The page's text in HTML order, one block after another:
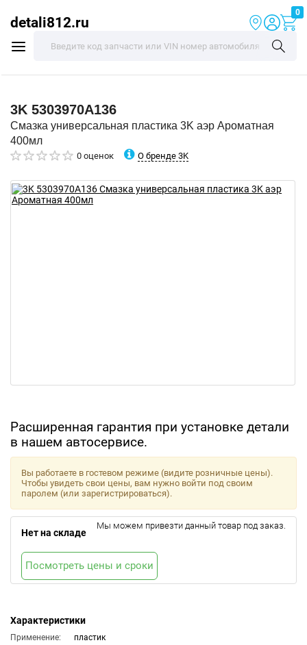
detali812.ru
0
3K 5303970A136
Смазка универсальная пластика 3K аэр Ароматная
400мл
0 оценок О бренде 3K
Расширенная гарантия при установке детали
в нашем автосервисе.
Характеристики
Применение:
пластик
Вы работаете в гостевом режиме (видите розничные цены).
Чтобы увидеть свои цены, вам нужно войти под своим
паролем (или зарегистрироваться).
Нет на складе
Мы можем привезти данный товар под заказ.
Посмотреть цены и сроки